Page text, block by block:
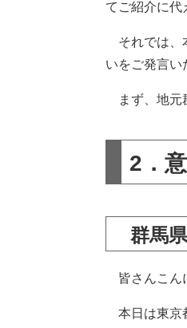
てご紹介に代
それでは、
いをご発言い
まず、地元
2．
群馬
皆さんこん
本日は東京